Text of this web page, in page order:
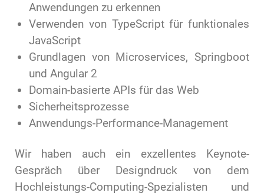
Anwendungen zu erkennen
Verwenden von TypeScript für funktionales
JavaScript
Grundlagen von Microservices, Springboot
und Angular 2
Domain-basierte APIs für das Web
Sicherheitsprozesse
Anwendungs-Performance-Management
Wir haben auch ein exzellentes Keynote-
Gespräch über Designdruck von dem
Hochleistungs-Computing-Spezialisten und